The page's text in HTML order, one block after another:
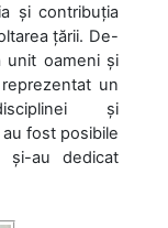
și contribuția
țării. De-
unit oameni și
un
și
fost posibile
și-au dedicat